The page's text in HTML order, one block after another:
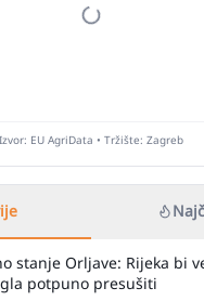
Izvor: EU AgriData • Tržište: Zagreb
stanje Orljave: Rijeka bi
potpuno presušiti